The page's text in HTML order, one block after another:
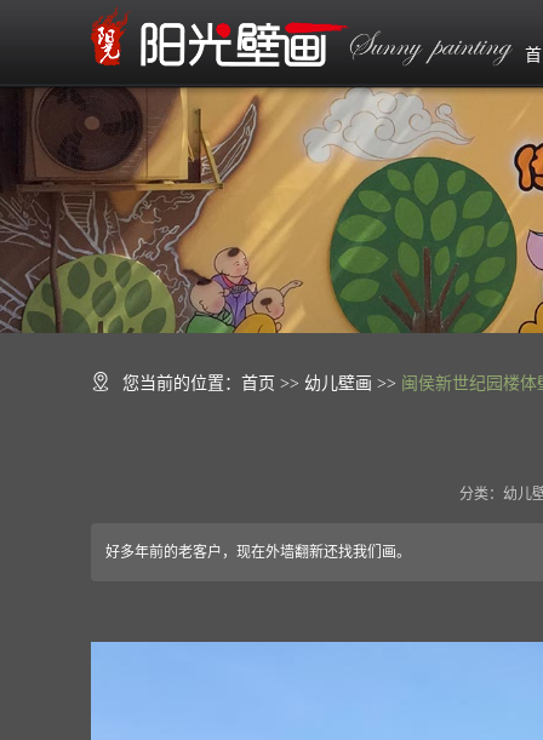
您当前的位置： 首页 >> 幼儿壁画 >> 闽侯新世纪园楼体
分类：幼儿
好多年前的老客户，现在外墙翻新还找我们画。